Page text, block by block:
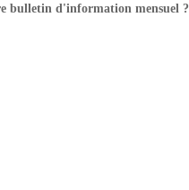
bulletin d'information mensuel ?